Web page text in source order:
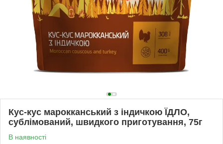
Кус-кус марокканський з індичкою ЇДЛО,
сублімований, швидкого приготування, 75г
В наявності